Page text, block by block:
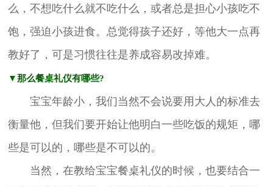
么，不想吃什么就不吃什么，或者总是担心小孩吃不
饱，强迫小孩进食。总觉得孩子还好，等他大一点再
教好了，可是习惯往往是养成容易改掉难。
▼那么餐桌礼仪有哪些?
宝宝年龄小，我们当然不会说要用大人的标准去
衡量他，但我们要开始让他明白一些吃饭的规矩，哪
些是可以的，哪些是不可以的。
当然，在教给宝宝餐桌礼仪的时候，也要结合一